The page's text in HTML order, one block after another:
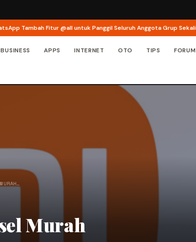
Tambah Fitur @all untuk Panggil Seluruh Anggota Grup Sekaligus
BUSINESS APPS INTERNET OTO TIPS FORUM
Murah